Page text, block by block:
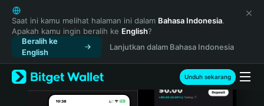
English
日本語
Tiếng Việt
Русский
Español (Latinoamérica)
Türkçe
Italiano
Saat ini kamu melihat halaman ini dalam Bahasa Indonesia.
Apakah kamu ingin beralih ke English?
Beralih ke
English
Lanjutkan dalam Bahasa Indonesia
Unduh sekarang